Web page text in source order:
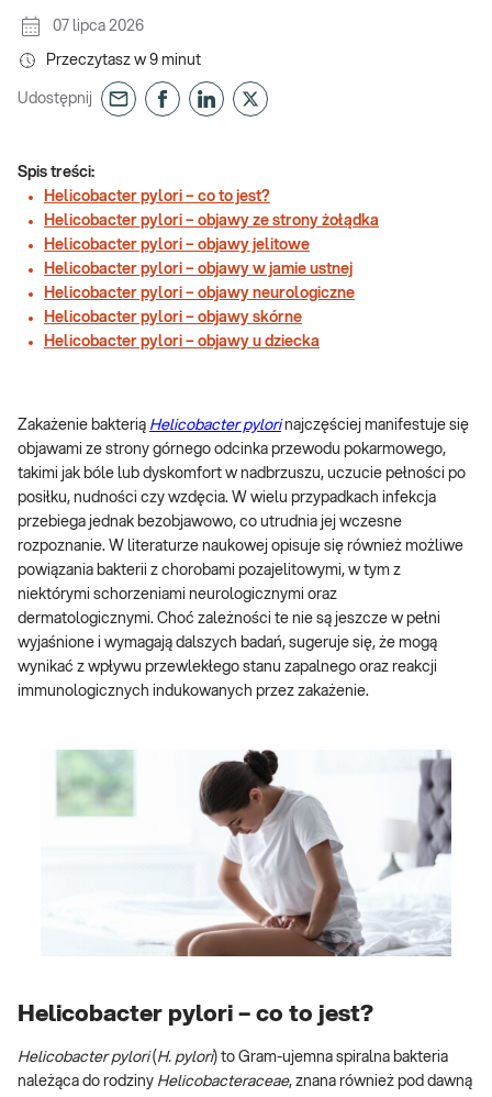
07 lipca 2026
Przeczytasz w 9 minut
Udostępnij
Spis treści:
Helicobacter pylori – co to jest?
Helicobacter pylori – objawy ze strony żołądka
Helicobacter pylori – objawy jelitowe
Helicobacter pylori – objawy w jamie ustnej
Helicobacter pylori – objawy neurologiczne
Helicobacter pylori – objawy skórne
Helicobacter pylori – objawy u dziecka
Zakażenie bakterią Helicobacter pylorinajczęściej manifestuje się
objawami ze strony górnego odcinka przewodu pokarmowego,
takimi jak bóle lub dyskomfort w nadbrzuszu, uczucie pełności po
posiłku, nudności czy wzdęcia. W wielu przypadkach infekcja
przebiega jednak bezobjawowo, co utrudnia jej wczesne
rozpoznanie. W literaturze naukowej opisuje się również możliwe
powiązania bakterii z chorobami pozajelitowymi, w tym z
niektórymi schorzeniami neurologicznymi oraz
dermatologicznymi. Choć zależności te nie są jeszcze w pełni
wyjaśnione i wymagają dalszych badań, sugeruje się, że mogą
wynikać z wpływu przewlekłego stanu zapalnego oraz reakcji
immunologicznych indukowanych przez zakażenie.
Helicobacter pylori – co to jest?
Helicobacter pylori( H. pylori) to Gram-ujemna spiralna bakteria
należąca do rodziny Helicobacteraceae, znana również pod dawną